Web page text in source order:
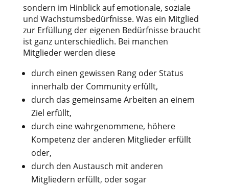
sondern im Hinblick auf emotionale, soziale
und Wachstumsbedürfnisse. Was ein Mitglied
zur Erfüllung der eigenen Bedürfnisse braucht
ist ganz unterschiedlich. Bei manchen
Mitglieder werden diese
durch einen gewissen Rang oder Status
innerhalb der Community erfüllt,
durch das gemeinsame Arbeiten an einem
Ziel erfüllt,
durch eine wahrgenommene, höhere
Kompetenz der anderen Mitglieder erfüllt
oder,
durch den Austausch mit anderen
Mitgliedern erfüllt, oder sogar